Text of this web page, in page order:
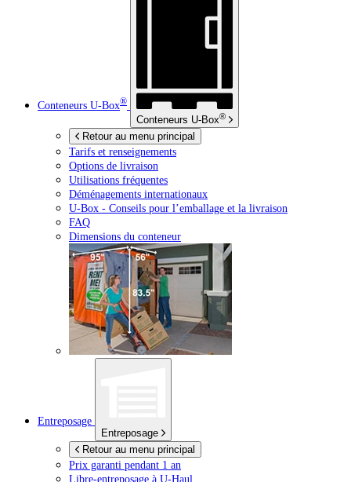
Conteneurs U-Box®
Conteneurs U-Box®
Retour au menu principal
Tarifs et renseignements
Options de livraison
Utilisations fréquentes
Déménagements internationaux
U-Box - Conseils pour l’emballage et la livraison
FAQ
Dimensions du conteneur
Entreposage
Entreposage
Retour au menu principal
Prix garanti pendant 1 an
Libre-entreposage à U-Haul